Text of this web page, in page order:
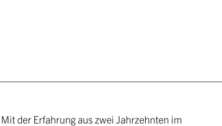
Mit der Erfahrung aus zwei Jahrzehnten im